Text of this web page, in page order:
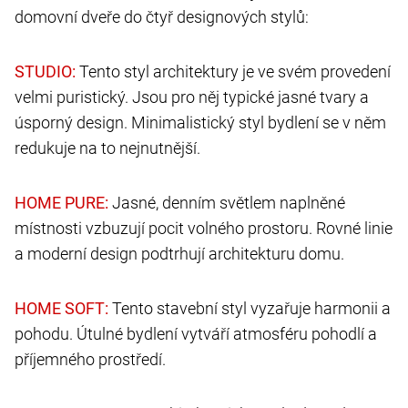
domovní dveře do čtyř designových stylů:
Tento styl architektury je ve svém provedení
velmi puristický. Jsou pro něj typické jasné tvary a
úsporný design. Minimalistický styl bydlení se v něm
redukuje na to nejnutnější.
Jasné, denním světlem naplněné
místnosti vzbuzují pocit volného prostoru. Rovné linie
a moderní design podtrhují architekturu domu.
Tento stavební styl vyzařuje harmonii a
pohodu. Útulné bydlení vytváří atmosféru pohodlí a
příjemného prostředí.